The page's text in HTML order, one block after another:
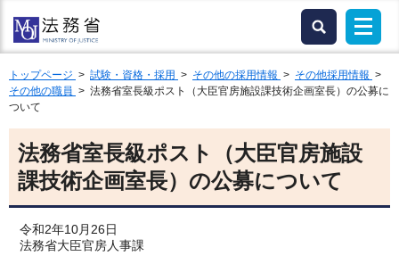
トップページ > 試験・資格・採用 > その他の採用情報 > その他採用情報 >
その他の職員 > 法務省室長級ポスト（大臣官房施設課技術企画室長）の公募に
ついて
法務省室長級ポスト（大臣官房施設
課技術企画室長）の公募について
令和2年10月26日
法務省大臣官房人事課